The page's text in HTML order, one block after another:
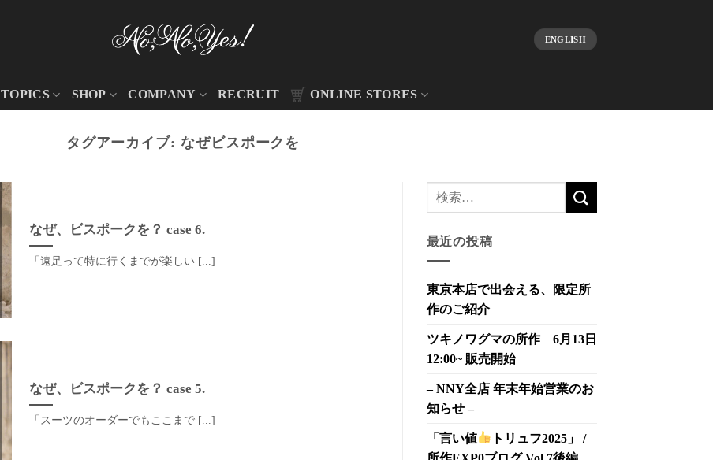
ENGLISH
TOPICS SHOP COMPANY RECRUIT ONLINE STORES
タグアーカイブ: なぜビスポークを
なぜ、ビスポークを？ case 6.
「遠足って特に行くまでが楽しい [...]
なぜ、ビスポークを？ case 5.
「スーツのオーダーでもここまで [...]
最近の投稿
東京本店で出会える、限定所
作のご紹介
ツキノワグマの所作 6月13日
12:00~ 販売開始
– NNY全店 年末年始営業のお
知らせ –
「言い値
トリュフ2025」 /